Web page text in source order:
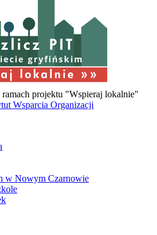
gryfińskim
projektu "Wspieraj lokalnie"
Wsparcia Organizacji